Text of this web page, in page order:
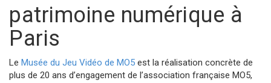
patrimoine numérique à
Paris
Le Musée du Jeu Vidéo de MO5 est la réalisation concrète de
plus de 20 ans d’engagement de l’association française MO5,